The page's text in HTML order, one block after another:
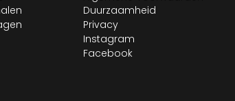
Duurzaamheid
Privacy
Instagram
Facebook